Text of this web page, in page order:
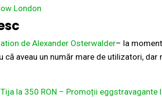
London
de Alexander Osterwalder– la
că aveau un număr mare de utilizatori,
la 350 RON – Promoții eggstravagante